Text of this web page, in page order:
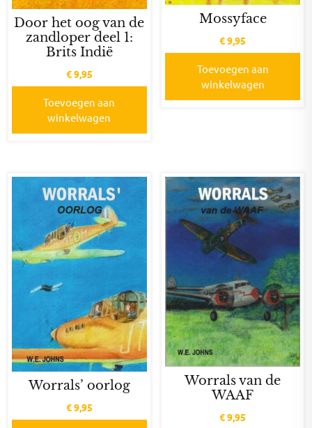
Door het oog van de
zandloper deel 1:
Brits Indië
€9,95
Toevoegen aan
winkelwagen
Mossyface
€9,95
Toevoegen aan
winkelwagen
Worrals’ oorlog
€9,95
Worrals van de
WAAF
€9,95